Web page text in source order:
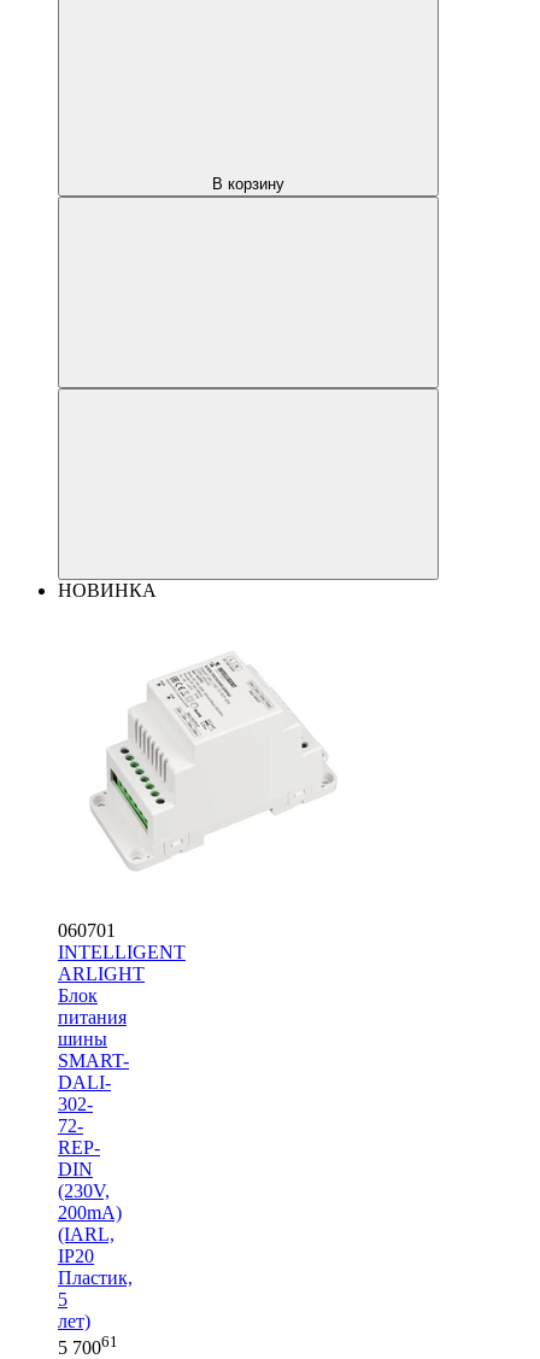
В корзину
НОВИНКА
060701
INTELLIGENT
ARLIGHT
Блок
питания
шины
SMART-
DALI-
302-
72-
REP-
DIN
(230V,
200mA)
(IARL,
IP20
Пластик,
5
лет)
5 70061